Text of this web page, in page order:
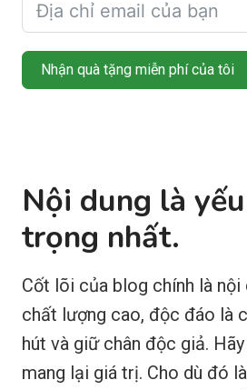
Nhận quà tặng miễn phí của tôi
Nội dung là
trọng nhất.
Cốt lõi của blog chính là nội
chất lượng cao, độc đáo là
hút và giữ chân độc giả.
mang lại giá trị. Cho dù đó